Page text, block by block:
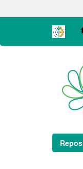
navigation